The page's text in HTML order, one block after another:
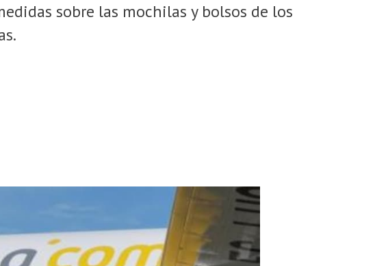
sobre las mochilas y bolsos de los